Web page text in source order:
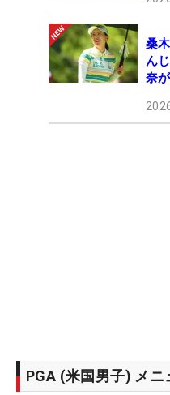
桑
ん
奈
PGA (米国男子) メニ